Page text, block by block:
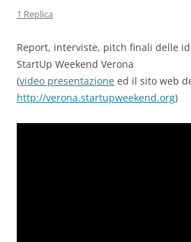
1 Replica
Report, interviste, pitch finali delle
StartUp Weekend Verona
(video presentazione ed il sito web
http://verona.startupweekend.org)